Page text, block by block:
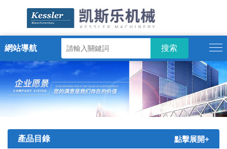
ENGLISH
網站導航
產品目錄 點擊展開+